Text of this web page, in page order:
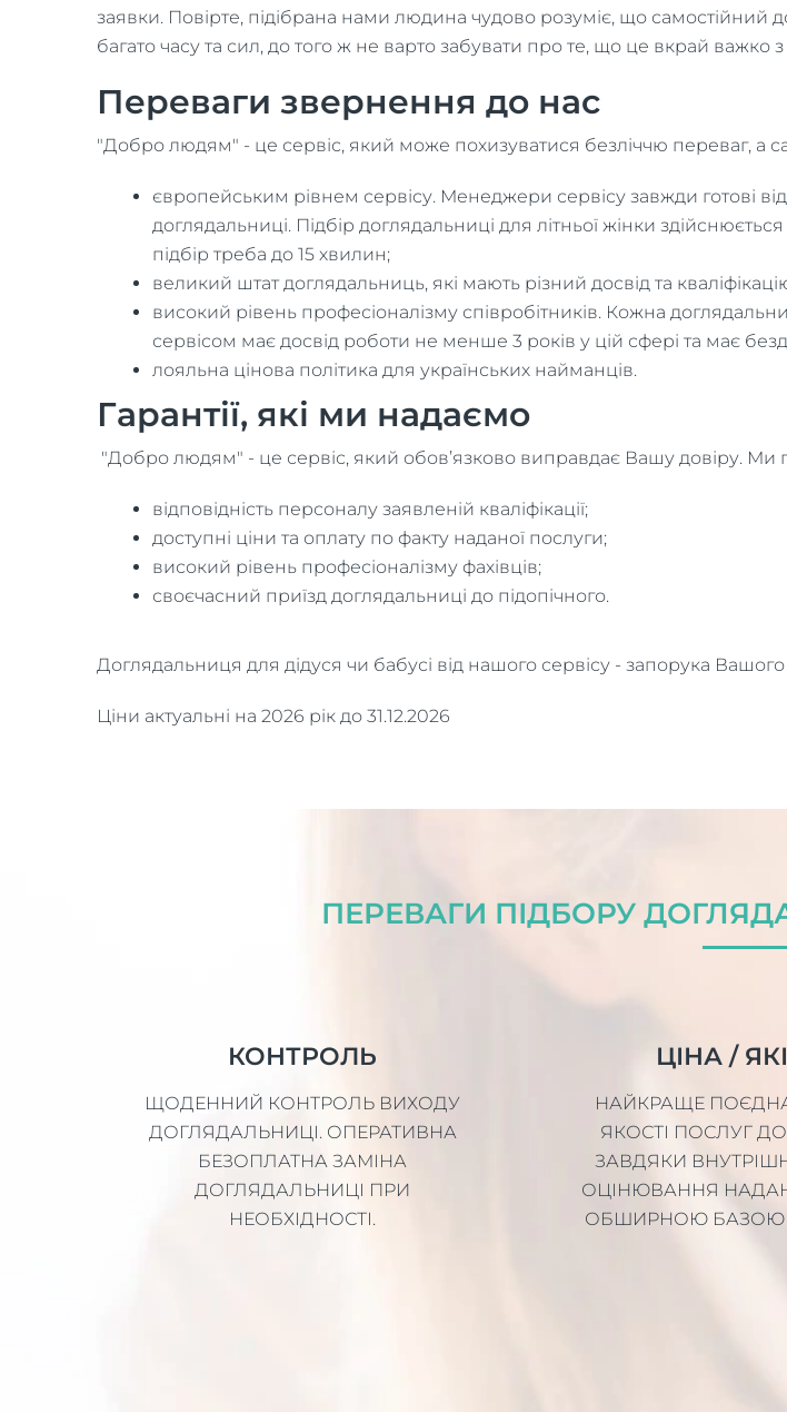
заявки. Повірте, підібрана нами людина чудово розуміє, що
багато часу та сил, до того ж не варто забувати про те, що це вкрай важко
Переваги звернення до нас
"Добро людям" - це сервіс, який може похизуватися безліччю переваг, а
європейським рівнем сервісу. Менеджери сервісу завжди готові
доглядальниці. Підбір доглядальниці для літньої жінки
підбір треба до 15 хвилин;
великий штат доглядальниць, які мають різний досвід та
високий рівень професіоналізму співробітників. Кожна
сервісом має досвід роботи не менше 3 років у цій сфері та має
лояльна цінова політика для українських найманців.
Гарантії, які ми надаємо
"Добро людям" - це сервіс, який обов’язково виправдає Вашу довіру. Ми
відповідність персоналу заявленій кваліфікації;
доступні ціни та оплату по факту наданої послуги;
високий рівень професіоналізму фахівців;
своєчасний приїзд доглядальниці до підопічного.
Доглядальниця для дідуся чи бабусі від нашого сервісу - запорука
Ціни актуальні на 2026 рік до 31.12.2026
ПЕРЕВАГИ ПІДБОРУ
КОНТРОЛЬ
ЩОДЕННИЙ КОНТРОЛЬ ВИХОДУ
ДОГЛЯДАЛЬНИЦІ. ОПЕРАТИВНА
БЕЗОПЛАТНА ЗАМІНА
ДОГЛЯДАЛЬНИЦІ ПРИ
НЕОБХІДНОСТІ.
ЦІНА /
НАЙКРАЩЕ
ЯКОСТІ ПОСЛУГ
ЗАВДЯКИ
ОЦІНЮВАННЯ
ОБШИРНОЮ БАЗОЮ